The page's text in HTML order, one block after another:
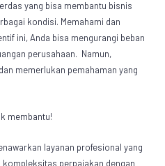
yang bisa membantu bisnis
kondisi. Memahami dan
ini, Anda bisa mengurangi beban
perusahaan. Namun,
memerlukan pemahaman yang
membantu!
layanan profesional yang
perpajakan dengan